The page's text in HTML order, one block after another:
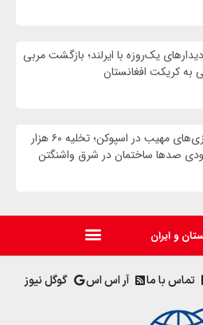
یک‌روزه با ایرلند؛ بازگشت مربی
به کریکت افغانستان
آتش‌سوزی‌های مهیب در اسپوکن؛ تخلیه ۶۰ هزار
صدها ساختمان در شرق واشنگتن
و ایران
تماس با ما آر اس اس گوگل نیوز